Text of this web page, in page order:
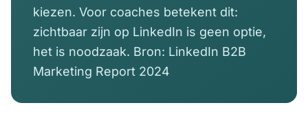
kiezen. Voor coaches betekent dit:
zichtbaar zijn op LinkedIn is geen optie,
het is noodzaak. Bron: LinkedIn B2B
Marketing Report 2024